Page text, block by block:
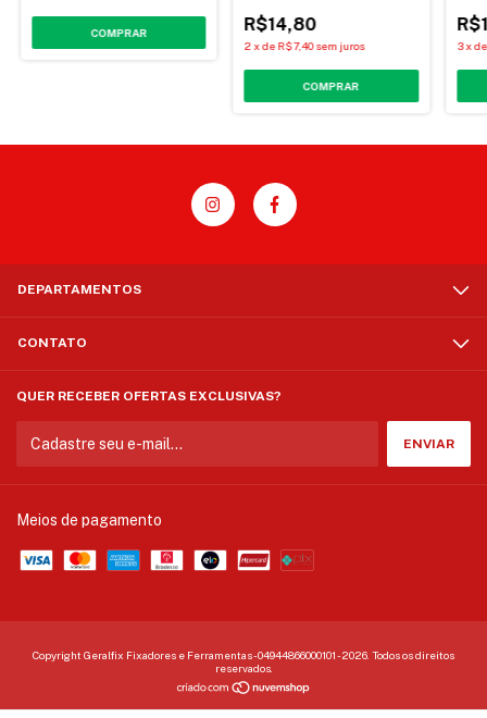
R$14,80
2 xdeR$7,40 sem juros 3x
DEPARTAMENTOS
CONTATO
QUER RECEBER OFERTAS EXCLUSIVAS?
Meios de pagamento
Copyright Geralfix Fixadores e Ferramentas - 04944866000101 - 2026. Todos os direitos
reservados.